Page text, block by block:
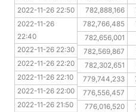
2022-11-26 22:50
782,888,166
2022-11-26 22:40
782,766,485
2022-11-26 22:30
782,656,001
2022-11-26 22:20
782,569,867
2022-11-26 22:10
782,302,651
2022-11-26 22:00
779,744,233
2022-11-26 21:50
776,556,457
2022-11-26 21:40
776,016,520
2022-11-26 22:50
2022-11-26
22:40
2022-11-26 22:30
2022-11-26 22:20
2022-11-26 22:10
2022-11-26 22:00
2022-11-26 21:50